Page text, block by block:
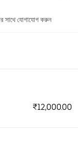
সাথে যোগাযোগ করুন
₹12,000.00